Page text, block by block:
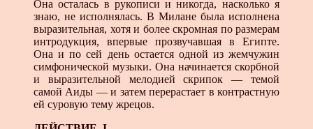
Она осталась в рукописи и никог­да, насколько я
знаю, не исполнялась. В Милане была ис­полнена
выразительная, хотя и более скромная по размерам
интродукция, впервые прозвучавшая в Египте.
Она и по сей день остается одной из жемчужин
симфонической му­зыки. Она начинается скорбной
и выразительной мелодией скрипок — темой
самой Аиды — и затем перерастает в кон­трастную
ей суровую тему жрецов.